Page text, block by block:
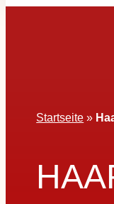
Startseite »